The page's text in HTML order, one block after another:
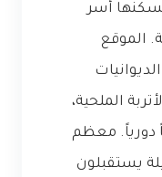
أسر
الموقع
الملحية،
دورياً. معظم
يستقبلون